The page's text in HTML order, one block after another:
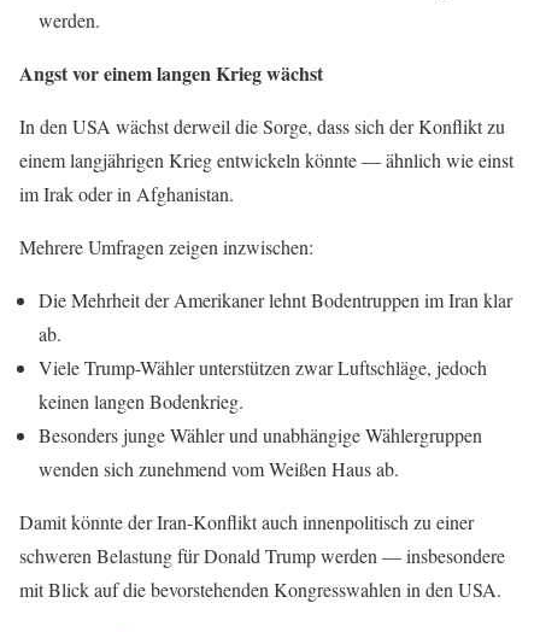
werden.
Angst vor einem langen Krieg wächst
In den USA wächst derweil die Sorge, dass sich der Konflikt zu
einem langjährigen Krieg entwickeln könnte — ähnlich wie einst
im Irak oder in Afghanistan.
Mehrere Umfragen zeigen inzwischen:
Die Mehrheit der Amerikaner lehnt Bodentruppen im Iran klar
ab.
Viele Trump-Wähler unterstützen zwar Luftschläge, jedoch
keinen langen Bodenkrieg.
Besonders junge Wähler und unabhängige Wählergruppen
wenden sich zunehmend vom Weißen Haus ab.
Damit könnte der Iran-Konflikt auch innenpolitisch zu einer
schweren Belastung für Donald Trump werden — insbesondere
mit Blick auf die bevorstehenden Kongresswahlen in den USA.